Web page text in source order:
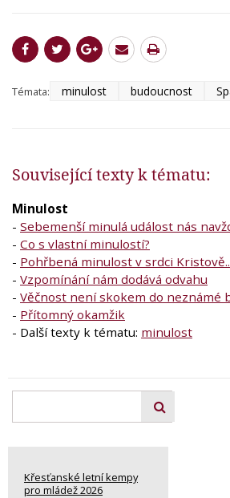
Témata: minulost budoucnost
Související texty k tématu:
Minulost
- Sebemenší minulá událost nás
- Co s vlastní minulostí?
- Pohřbená minulost v srdci
- Vzpomínání nám dodává odvahu
- Věčnost není skokem do neznámé
- Přítomný okamžik
- Další texty k tématu: minulost
Křesťanské letní kempy
pro mládež 2026